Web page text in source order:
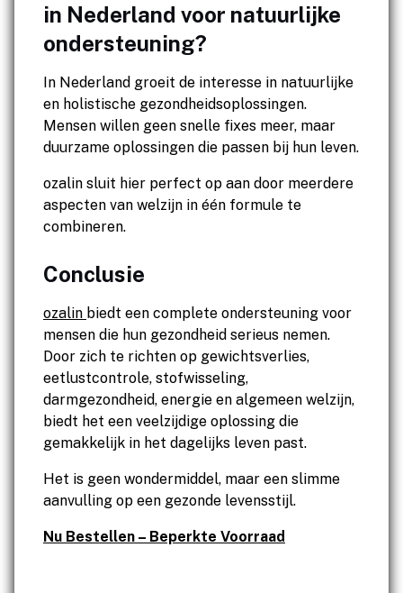
in Nederland voor natuurlijke
ondersteuning?
In Nederland groeit de interesse in natuurlijke
en holistische gezondheidsoplossingen.
Mensen willen geen snelle fixes meer, maar
duurzame oplossingen die passen bij hun leven.
ozalin sluit hier perfect op aan door meerdere
aspecten van welzijn in één formule te
combineren.
Conclusie
ozalin biedt een complete ondersteuning voor
mensen die hun gezondheid serieus nemen.
Door zich te richten op gewichtsverlies,
eetlustcontrole, stofwisseling,
darmgezondheid, energie en algemeen welzijn,
biedt het een veelzijdige oplossing die
gemakkelijk in het dagelijks leven past.
Het is geen wondermiddel, maar een slimme
aanvulling op een gezonde levensstijl.
Nu Bestellen – Beperkte Voorraad